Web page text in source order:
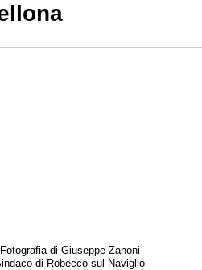
Fotografia di Giuseppe Zanoni
di Robecco sul Naviglio